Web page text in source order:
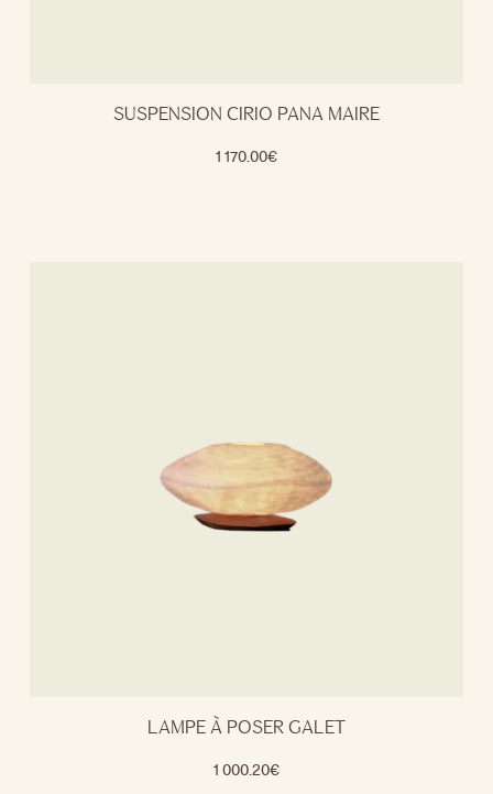
SUSPENSION CIRIO PANA MAIRE
1 170.00€
LAMPE À POSER GALET
1 000.20€